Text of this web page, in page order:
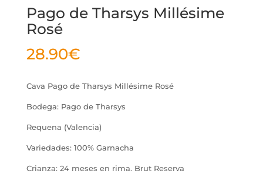
Pago de Tharsys Millésime
Rosé
28.90€
Cava Pago de Tharsys Millésime Rosé
Bodega: Pago de Tharsys
Requena (Valencia)
Variedades: 100% Garnacha
Crianza: 24 meses en rima. Brut Reserva